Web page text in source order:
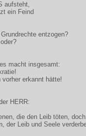
aufsteht,
ein Feind
entzogen?
macht insgesamt:
erkannt hätte!
HERR:
die den Leib töten,
der Leib und Seele